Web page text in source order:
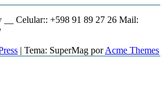
__ Celular:: +598 91 89 27 26 Mail:
| Tema: SuperMag porAcme Themes